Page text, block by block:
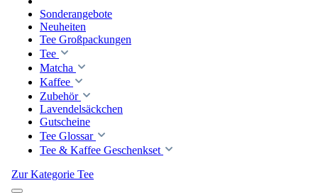
Sonderangebote
Neuheiten
Tee Großpackungen
Tee
Matcha
Kaffee
Zubehör
Lavendelsäckchen
Gutscheine
Tee Glossar
Tee & Kaffee Geschenkset
Zur Kategorie Tee